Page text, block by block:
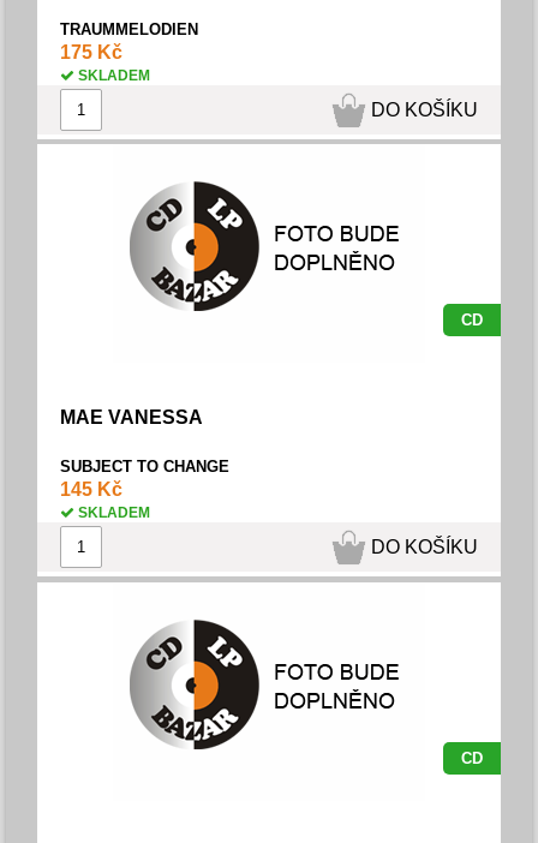
TRAUMMELODIEN
175 Kč
SKLADEM
DO KOŠÍKU
CD
MAE VANESSA
SUBJECT TO CHANGE
145 Kč
SKLADEM
DO KOŠÍKU
CD